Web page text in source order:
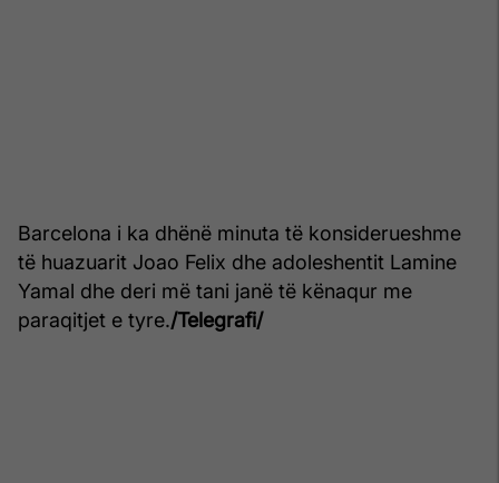
Barcelona i ka dhënë minuta të konsiderueshme
të huazuarit Joao Felix dhe adoleshentit Lamine
Yamal dhe deri më tani janë të kënaqur me
paraqitjet e tyre./Telegrafi/